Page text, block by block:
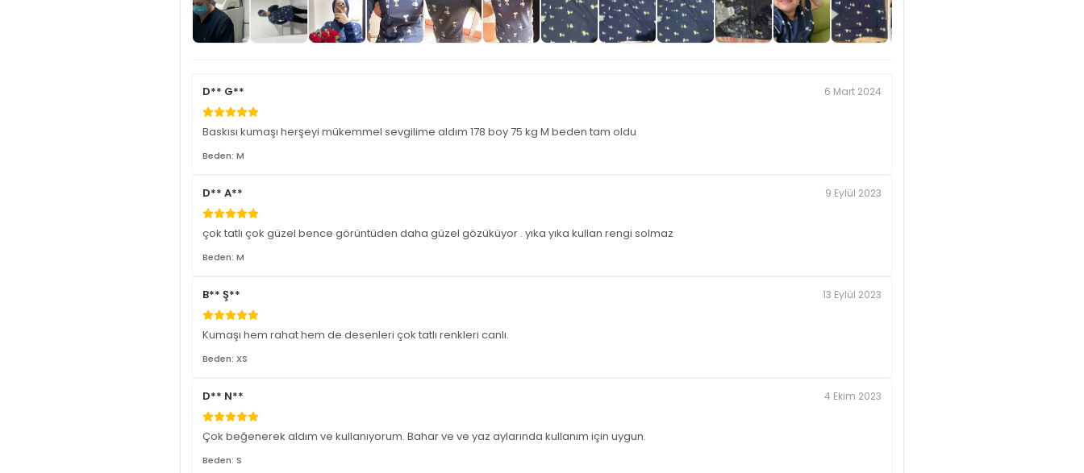
D** G** 6 Mart 2024
Baskısı kumaşı herşeyi mükemmel sevgilime aldım 178 boy 75 kg M beden tam oldu
Beden: M
D** A** 9 Eylül 2023
çok tatlı çok güzel bence görüntüden daha güzel gözüküyor . yıka yıka kullan rengi solmaz
Beden: M
B** Ş** 13 Eylül 2023
Kumaşı hem rahat hem de desenleri çok tatlı renkleri canlı.
Beden: XS
D** N** 4 Ekim 2023
Çok beğenerek aldım ve kullanıyorum. Bahar ve ve yaz aylarında kullanım için uygun.
Beden: S